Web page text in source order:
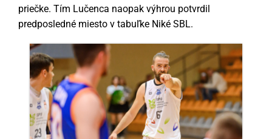
PARTNERI
priečke. Tím Lučenca naopak výhrou potvrdil
predposledné miesto v tabuľke Niké SBL.